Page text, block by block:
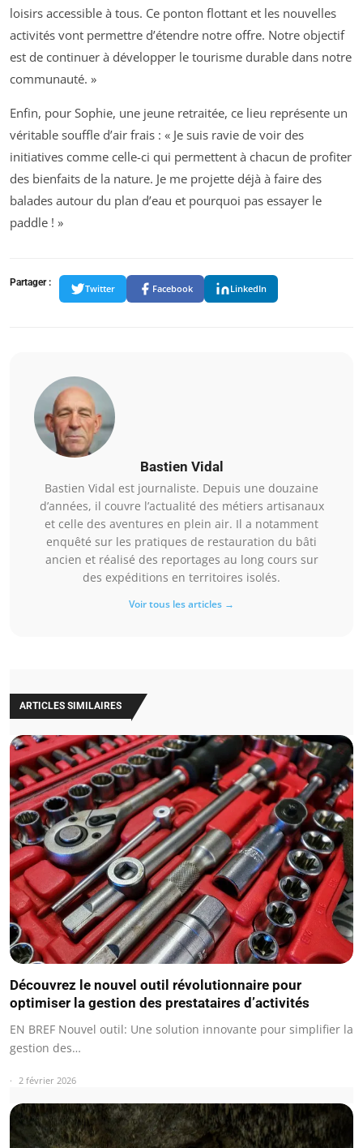
loisirs accessible à tous. Ce ponton flottant et les nouvelles
activités vont permettre d’étendre notre offre. Notre objectif
est de continuer à développer le tourisme durable dans notre
communauté. »
Enfin, pour Sophie, une jeune retraitée, ce lieu représente un
véritable souffle d’air frais : « Je suis ravie de voir des
initiatives comme celle-ci qui permettent à chacun de profiter
des bienfaits de la nature. Je me projette déjà à faire des
balades autour du plan d’eau et pourquoi pas essayer le
paddle ! »
Partager :
Twitter Facebook LinkedIn
Bastien Vidal
Bastien Vidal est journaliste. Depuis une douzaine
d’années, il couvre l’actualité des métiers artisanaux
et celle des aventures en plein air. Il a notamment
enquêté sur les pratiques de restauration du bâti
ancien et réalisé des reportages au long cours sur
des expéditions en territoires isolés.
Voir tous les articles →
ARTICLES SIMILAIRES
Découvrez le nouvel outil révolutionnaire pour
optimiser la gestion des prestataires d’activités
EN BREF Nouvel outil: Une solution innovante pour simplifier la
gestion des…
2 février 2026